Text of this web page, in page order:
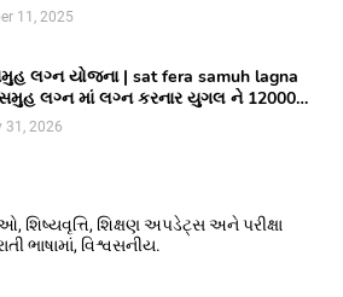
Old paper NMMS OLD PAPER
11, 2025
| sat fera samuh lagna
સંસ્થાને યુગલ દિઠ ૩૦૦૦૦/ ની સહાય
31, 2026
શિષ્યવૃત્તિ, શિક્ષણ અપડેટ્સ અને પરીક્ષા
ભાષામાં, વિશ્વસનીય.